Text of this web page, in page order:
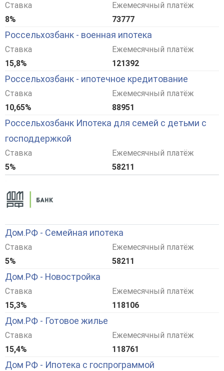
Ставка
8%
Ежемесячный платёж
73777
Россельхозбанк - военная ипотека
Ставка
15,8%
Ежемесячный платёж
121392
Россельхозбанк - ипотечное кредитование
Ставка
10,65%
Ежемесячный платёж
88951
Россельхозбанк Ипотека для семей с детьми с
господдержкой
Ставка
5%
Ежемесячный платёж
58211
Дом.РФ - Семейная ипотека
Ставка
5%
Ежемесячный платёж
58211
Дом.РФ - Новостройка
Ставка
15,3%
Ежемесячный платёж
118106
Дом.РФ - Готовое жилье
Ставка
15,4%
Ежемесячный платёж
118761
Дом РФ - Ипотека с госпрограммой